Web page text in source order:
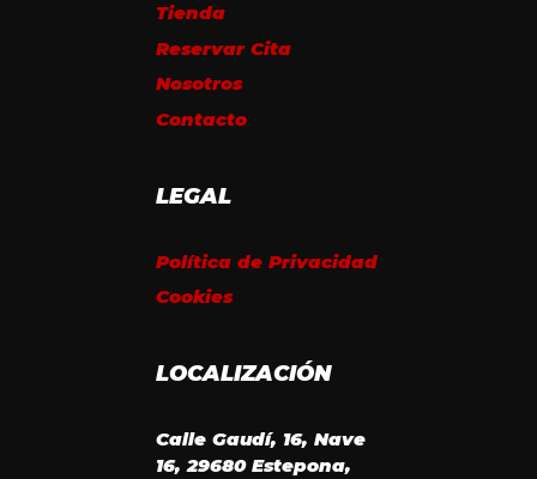
Tienda
Reservar Cita
Nosotros
Contacto
LEGAL
Política de Privacidad
Cookies
LOCALIZACIÓN
Calle Gaudí, 16, Nave
16, 29680 Estepona,